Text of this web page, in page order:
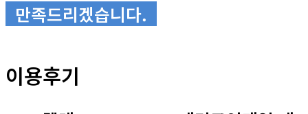
만족드리겠습니다.
이용후기